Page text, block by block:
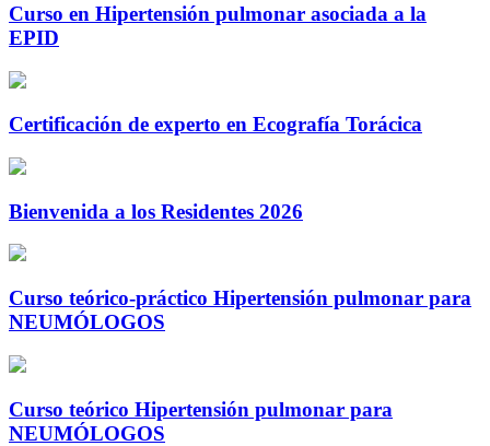
Curso en Hipertensión pulmonar asociada a la
EPID
Certificación de experto en Ecografía Torácica
Bienvenida a los Residentes 2026
Curso teórico-práctico Hipertensión pulmonar para
NEUMÓLOGOS
Curso teórico Hipertensión pulmonar para
NEUMÓLOGOS